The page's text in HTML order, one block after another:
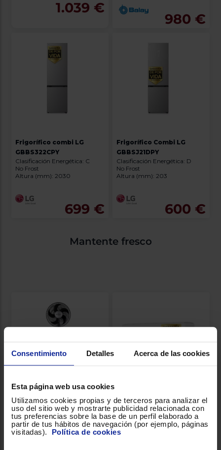
Consentimiento Detalles Acerca de las cookies
Esta página web usa cookies
Utilizamos cookies propias y de terceros para analizar el
uso del sitio web y mostrarte publicidad relacionada con
tus preferencias sobre la base de un perfil elaborado a
partir de tus hábitos de navegación (por ejemplo, páginas
visitadas). Política de cookies
1.039 €
980 €
Frigorífico combi LG
GBBS322CPY
Clasificación Energética: C
No Frost
Altura (mm): 2030
699 €
Frigorífico Combi LG
GBBSJ21DPY
Clasificación Energética: D
No Frost
Altura (mm): 203
600 €
Mantente fresco
Ventilador de pie
Orbegozo SF0149
Potencia (W): 60
Número de velocidades: 3
Diámetro (cm): 40
Aire acondicionado split
LG MAGNA09SX.SET
Clasificación energética
refrigeración: A+++
Capacidad de refrigeración